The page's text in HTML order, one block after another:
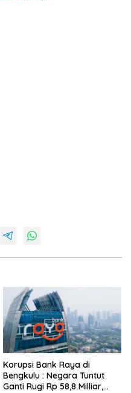
Korupsi Bank Raya di
Bengkulu : Negara Tuntut
Ganti Rugi Rp 58,8 Milliar,